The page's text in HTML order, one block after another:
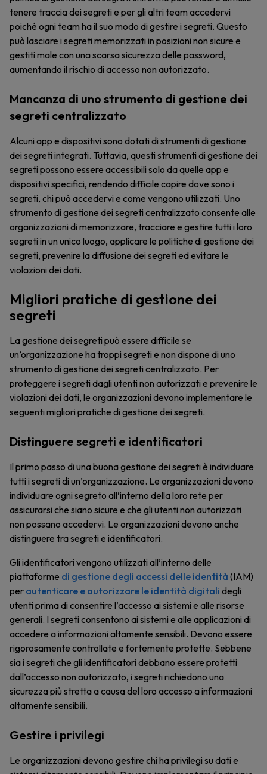
tenere traccia dei segreti e per gli altri team accedervi
poiché ogni team ha il suo modo di gestire i segreti. Questo
può lasciare i segreti memorizzati in posizioni non sicure e
gestiti male con una scarsa sicurezza delle password,
aumentando il rischio di accesso non autorizzato.
Mancanza di uno strumento di gestione dei
segreti centralizzato
Alcuni app e dispositivi sono dotati di strumenti di gestione
dei segreti integrati. Tuttavia, questi strumenti di gestione dei
segreti possono essere accessibili solo da quelle app e
dispositivi specifici, rendendo difficile capire dove sono i
segreti, chi può accedervi e come vengono utilizzati. Uno
strumento di gestione dei segreti centralizzato consente alle
organizzazioni di memorizzare, tracciare e gestire tutti i loro
segreti in un unico luogo, applicare le politiche di gestione dei
segreti, prevenire la diffusione dei segreti ed evitare le
violazioni dei dati.
Migliori pratiche di gestione dei
segreti
La gestione dei segreti può essere difficile se
un’organizzazione ha troppi segreti e non dispone di uno
strumento di gestione dei segreti centralizzato. Per
proteggere i segreti dagli utenti non autorizzati e prevenire le
violazioni dei dati, le organizzazioni devono implementare le
seguenti migliori pratiche di gestione dei segreti.
Distinguere segreti e identificatori
Il primo passo di una buona gestione dei segreti è individuare
tutti i segreti di un’organizzazione. Le organizzazioni devono
individuare ogni segreto all’interno della loro rete per
assicurarsi che siano sicure e che gli utenti non autorizzati
non possano accedervi. Le organizzazioni devono anche
distinguere tra segreti e identificatori.
Gli identificatori vengono utilizzati all’interno delle
piattaforme di gestione degli accessi delle identità (IAM)
per autenticare e autorizzare le identità digitali degli
utenti prima di consentire l’accesso ai sistemi e alle risorse
generali. I segreti consentono ai sistemi e alle applicazioni di
accedere a informazioni altamente sensibili. Devono essere
rigorosamente controllate e fortemente protette. Sebbene
sia i segreti che gli identificatori debbano essere protetti
dall’accesso non autorizzato, i segreti richiedono una
sicurezza più stretta a causa del loro accesso a informazioni
altamente sensibili.
Gestire i privilegi
Le organizzazioni devono gestire chi ha privilegi su dati e